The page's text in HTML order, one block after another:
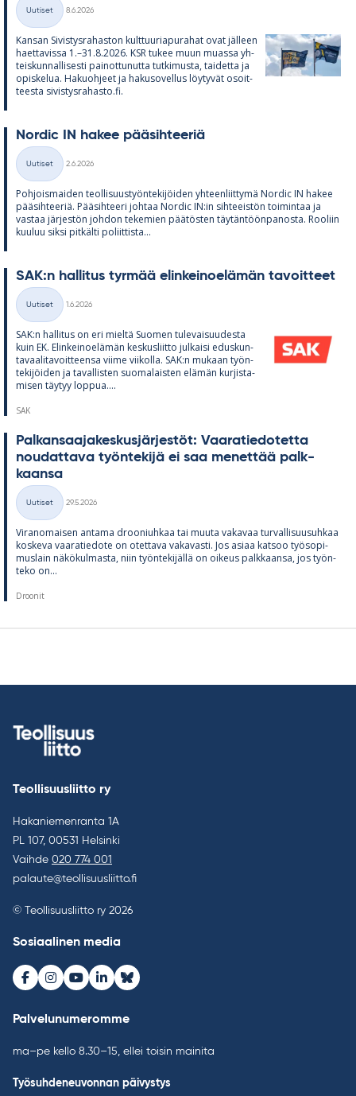
Kategoriat
Uutiset
8.6.2026
Kan­san Si­vis­tys­ra­has­ton kult­tuu­ria­pu­ra­hat ovat jäl­leen
haet­ta­vissa 1.–31.8.2026. KSR tu­kee muun muassa yh­
teis­kun­nal­li­sesti pai­not­tu­nutta tut­ki­musta, tai­detta ja
opis­ke­lua. Ha­kuoh­jeet ja ha­kuso­vel­lus löy­ty­vät osoit­
teesta si­vis­tys­ra­hasto.fi.
Nor­dic IN ha­kee pää­sih­tee­riä
Kategoriat
Uutiset
2.6.2026
Poh­jois­mai­den teol­li­suus­työn­te­ki­jöi­den yh­teen­liit­tymä Nor­dic IN ha­kee
pää­sih­tee­riä. Pää­sih­teeri joh­taa Nor­dic IN:in sih­tee­is­tön toi­min­taa ja
vas­taa jär­jes­tön joh­don te­ke­mien pää­tös­ten täy­tän­töön­pa­nosta. Roo­liin
kuu­luu siksi pit­kälti po­liit­tista...
SAK:n hal­li­tus tyr­mää elin­kei­noe­lä­män ta­voit­teet
Kategoriat
Uutiset
1.6.2026
SAK:n hal­li­tus on eri mieltä Suo­men tu­le­vai­suu­desta
kuin EK. Elin­kei­noe­lä­män kes­kus­liitto jul­kaisi edus­kun­
ta­vaa­li­ta­voit­teensa viime vii­kolla. SAK:n mu­kaan työn­
te­ki­jöi­den ja ta­val­lis­ten suo­ma­lais­ten elä­män kur­jis­ta­
mi­sen täy­tyy lop­pua....
SAK
Pal­kan­saa­ja­kes­kus­jär­jes­töt: Vaa­ra­tie­do­tetta
nou­dat­tava työn­te­kijä ei saa me­net­tää palk­
kaansa
Kategoriat
Uutiset
29.5.2026
Vi­ran­omai­sen an­tama droo­niuh­kaa tai muuta va­ka­vaa tur­val­li­suusuh­kaa
kos­keva vaa­ra­tie­dote on otet­tava va­ka­vasti. Jos asiaa kat­soo työ­so­pi­
mus­lain nä­kö­kul­masta, niin työn­te­ki­jällä on oi­keus palk­kaansa, jos työn­
teko on...
Droonit
Teollisuusliitto ry
Hakaniemenranta 1A
PL 107, 00531 Helsinki
Vaihde 020 774 001
palaute@teollisuusliitto.fi
© Teollisuusliitto ry 2026
Sosiaalinen media
Facebook
Instagram
Youtube
LinkedInBluesky
Palvelunumeromme
ma–pe kello 8.30–15, ellei toisin mainita
Työsuhdeneuvonnan päivystys